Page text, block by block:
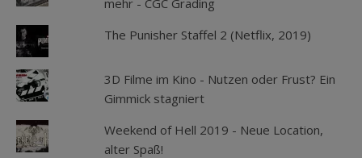
mehr - CGC Grading
The Punisher Staffel 2 (Netflix, 2019)
3D Filme im Kino - Nutzen oder Frust? Ein
Gimmick stagniert
Weekend of Hell 2019 - Neue Location,
alter Spaß!